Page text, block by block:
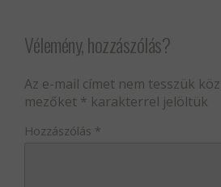
Vélemény, hozzászólás?
Az e-mail címet nem tesszük
mezőket * karakterrel jelöltük
Hozzászólás *